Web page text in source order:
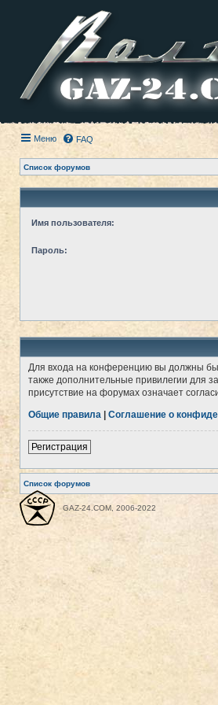
Меню FAQ
Список форумов
Имя пользователя:
Пароль:
Для входа на конференцию вы должны
также дополнительные привилегии для
присутствие на форумах означает
Общие правила
Соглашение о
Регистрация
Список форумов
GAZ-24.COM, 2006-2022